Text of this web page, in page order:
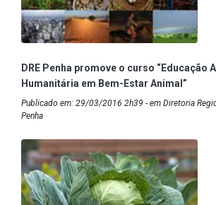
DRE Penha promove o curso “Educação
Humanitária em Bem-Estar Animal”
Publicado em: 29/03/2016 2h39 - em Diretoria
Penha